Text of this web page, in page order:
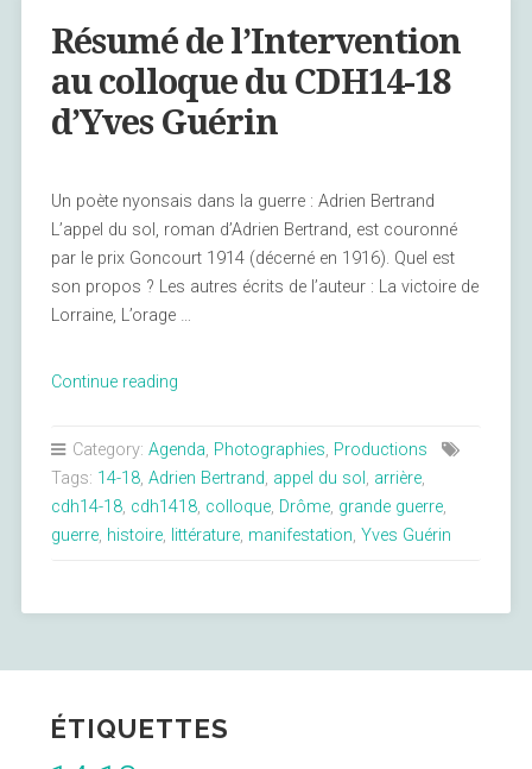
Résumé de l’Intervention
au colloque du CDH14-18
d’Yves Guérin
Un poète nyonsais dans la guerre : Adrien Bertrand
L’appel du sol, roman d’Adrien Bertrand, est couronné
par le prix Goncourt 1914 (décerné en 1916). Quel est
son propos ? Les autres écrits de l’auteur : La victoire de
Lorraine, L’orage …
Continue reading« Résumé
l’Intervention
au
colloque
du
d’Yves
Category: Agenda, Photographies, Productions
Tags: 14-18, Adrien Bertrand, appel du sol , arrière,
cdh14-18, cdh1418, colloque, Drôme, grande guerre,
guerre, histoire, littérature, manifestation, Yves Guérin
ÉTIQUETTES